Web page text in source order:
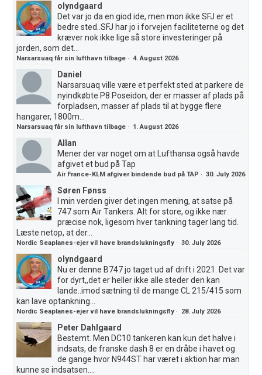
olyndgaard
Det var jo da en giod ide, men mon ikke SFJ er et
bedre sted..SFJ har jo i forvejen faciliteterne og det
kræver nok ikke lige så store investeringer på
jorden, som det...
Narsarsuaq får sin lufthavn tilbage ·4. August 2026
Daniel
Narsarsuaq ville være et perfekt sted at parkere de
nyindkøbte P8 Poseidon, der er masser af plads på
forpladsen, masser af plads til at bygge flere
hangarer, 1800m...
Narsarsuaq får sin lufthavn tilbage · 1. August 2026
Allan
Mener der var noget om at Lufthansa også havde
afgivet et bud på Tap
Air France-KLM afgiver bindende bud på TAP ·30. July 2026
Søren Fønss
I min verden giver det ingen mening, at satse på
747 som Air Tankers. Alt for store, og ikke nær
præcise nok, ligesom hver tankning tager lang tid.
Læste netop, at der...
Nordic Seaplanes-ejer vil have brandslukningsfly ·30. July 2026
olyndgaard
Nu er denne B747 jo taget ud af drift i 2021. Det var
for dyrt,,det er heller ikke alle steder den kan
lande..imod sætning til de mange CL 215/415 som
kan lave optankning...
Nordic Seaplanes-ejer vil have brandslukningsfly · 28. July 2026
Peter Dahlgaard
Bestemt. Men DC10 tankeren kan kun det halve i
indsats, de franske dash 8 er en dråbe i havet og
de gange hvor N944ST har været i aktion har man
kunne se indsatsen....